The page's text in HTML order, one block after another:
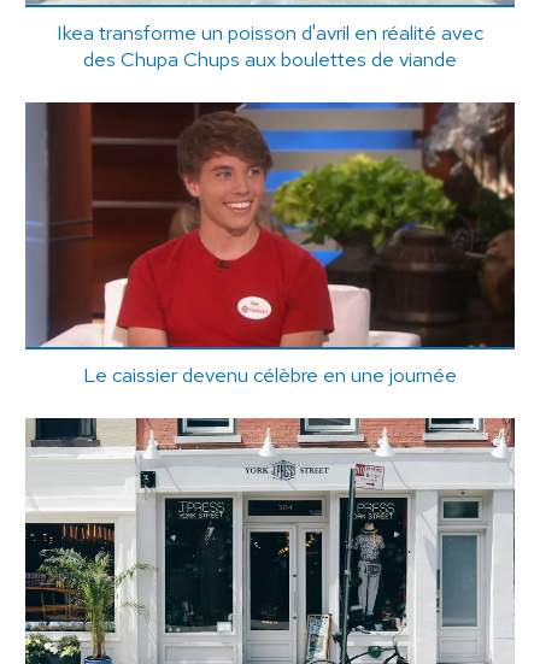
Ikea transforme un poisson d'avril en réalité avec
des Chupa Chups aux boulettes de viande
Le caissier devenu célèbre en une journée